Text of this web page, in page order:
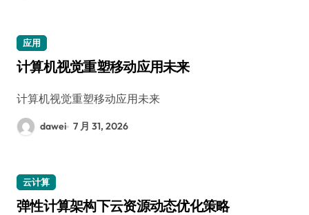
应用
计算机视觉重塑移动应用未来
计算机视觉重塑移动应用未来
dawei 7 月 31, 2026
云计算
弹性计算架构下云资源动态优化策略